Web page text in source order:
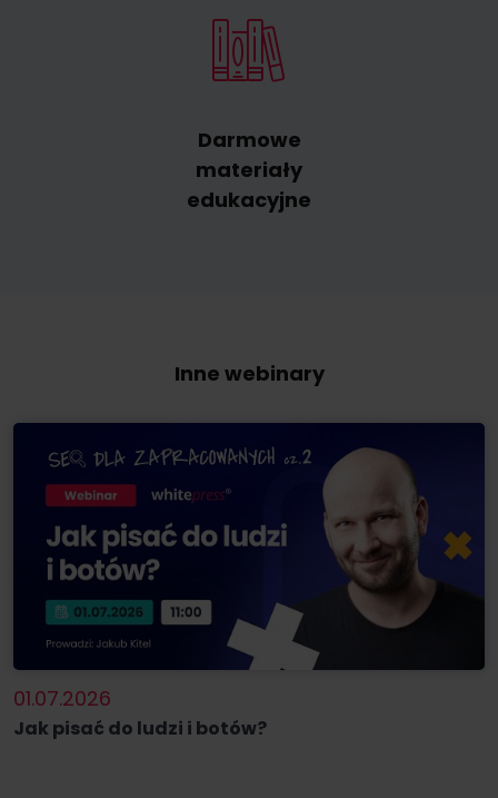
Darmowe
materiały
edukacyjne
Inne webinary
01.07.2026
Jak pisać do ludzi i botów?